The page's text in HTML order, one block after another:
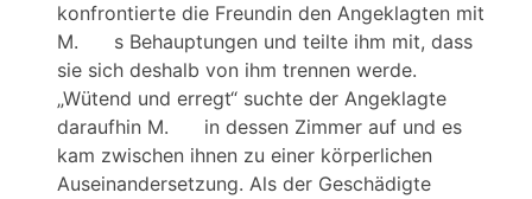
konfrontierte die Freundin den Angeklagten mit
M. s Behauptungen und teilte ihm mit, dass
sie sich deshalb von ihm trennen werde.
„Wütend und erregt“ suchte der Angeklagte
daraufhin M. in dessen Zimmer auf und es
kam zwischen ihnen zu einer körperlichen
Auseinandersetzung. Als der Geschädigte